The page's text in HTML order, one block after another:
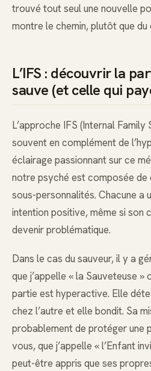
trouvé tout seul une nouvelle
montre le chemin, plutôt que
L’IFS : découvrir la
sauve (et celle qui
L’approche IFS (Internal Family
souvent en complément de
éclairage passionnant sur ce
notre psyché est composée de
sous-personnalités. Chacune a
intention positive, même si son
devenir problématique.
Dans le cas du sauveur, il y a
que j’appelle « la Sauveteuse »
partie est hyperactive. Elle
chez l’autre et elle bondit. Sa
probablement de protéger une
vous, que j’appelle « l’Enfant
peut-être appris que ses